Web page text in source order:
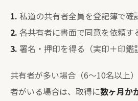
1. 私道の共有者全員を登記簿で確
2. 各共有者に書面で同意を依頼す
3. 署名・押印を得る（実印＋印鑑
共有者が多い場合（6〜10名以上
者がいる場合は、取得に数ヶ月か